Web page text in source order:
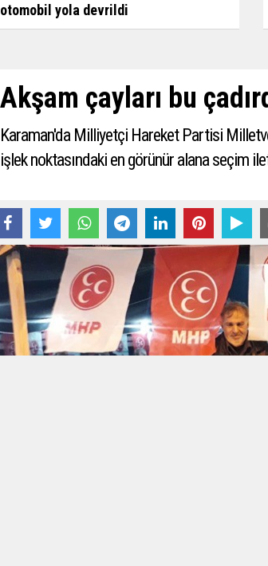
otomobil yola devrildi
Akşam çayları bu
Karaman'da Milliyetçi Hareket Partisi
işlek noktasındaki en görünür alana seçim